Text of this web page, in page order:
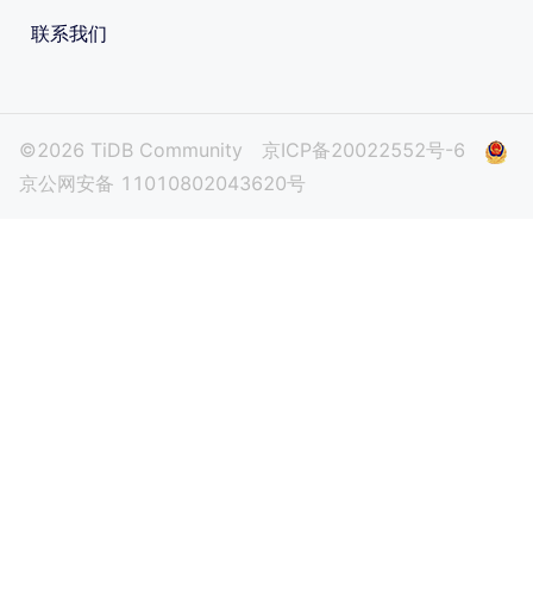
联系我们
©2026 TiDB Community
京ICP备20022552号-6
京公网安备 11010802043620号